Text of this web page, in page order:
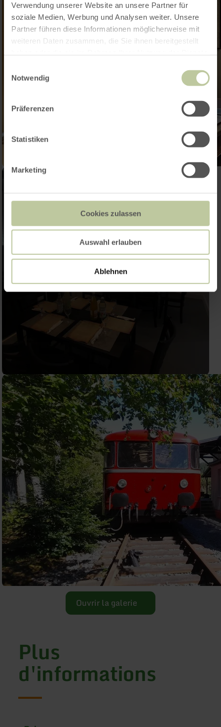
Verwendung unserer Website an unsere Partner für
soziale Medien, Werbung und Analysen weiter. Unsere
Partner führen diese Informationen möglicherweise mit
weiteren Daten zusammen, die Sie ihnen bereitgestellt
Notwendig
Präferenzen
Statistiken
Marketing
Cookies zulassen
Auswahl erlauben
Ablehnen
Ouvrir la galerie
Plus
d'informations